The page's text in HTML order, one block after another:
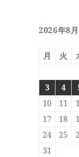
2026年8月
月 火
3
4
10
11
17
18
24
25
31